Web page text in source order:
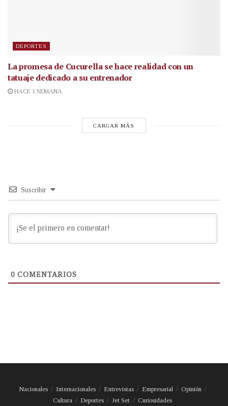
DEPORTES
La promesa de Cucurella se hace realidad con un
tatuaje dedicado a su entrenador
HACE 1 SEMANA
CARGAR MÁS
Suscribir
0 COMENTARIOS
Nacionales Internacionales Entrevistas Empresarial
Opinión
Cultura
Deportes Jet Set Curiosidades